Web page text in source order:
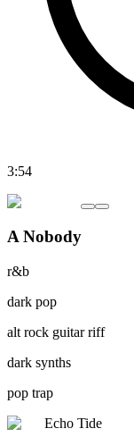
3:54
A Nobody
r&b
dark pop
alt rock guitar riff
dark synths
pop trap
Echo Tide